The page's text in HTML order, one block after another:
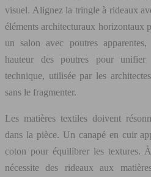
visuel. Alignez la tringle à rideaux
éléments architecturaux horizontaux
un salon avec poutres
hauteur des poutres pour unifier
technique, utilisée par les
sans le fragmenter.
Les matières textiles doivent
dans la pièce. Un canapé en cuir
coton pour équilibrer les textures.
nécessite des rideaux aux